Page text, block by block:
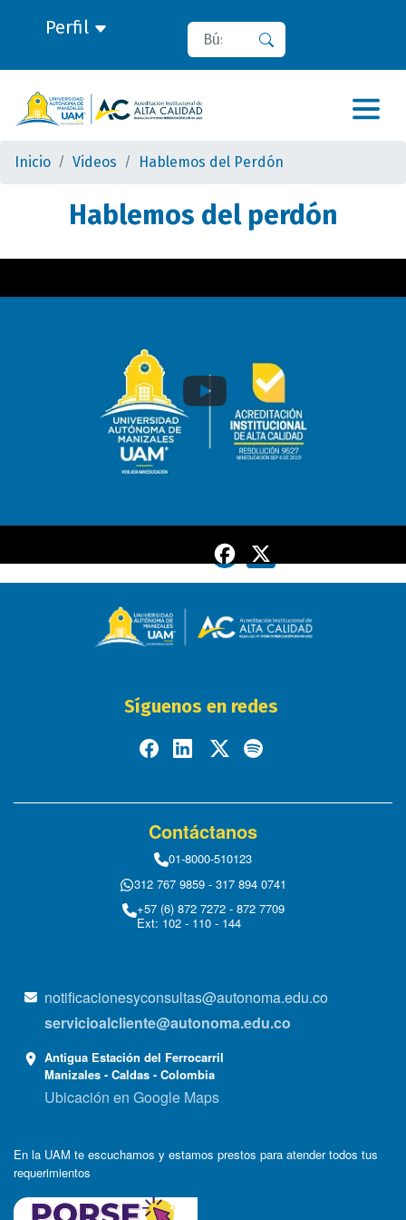
Perfil Buscar
Inicio Videos Hablemos del Perdón
Hablemos del perdón
Fecha de publicación:Marzo 01 2022
Facebook
Síguenos en redes
Contáctanos
01-8000-510123
312 767 9859 - 317 894 0741
+57 (6) 872 7272 - 872 7709
Ext: 102 - 110 - 144
notificacionesyconsultas@autonoma.edu.co
servicioalcliente@autonoma.edu.co
Antigua Estación del Ferrocarril
Manizales - Caldas - Colombia
Ubicación en Google Maps
En la UAM te escuchamos y estamos prestos para atender todos tus
requerimientos